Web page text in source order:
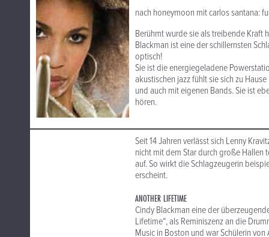
nach honeymoon mit carlos santana:
Berühmt wurde sie als treibende Kraft
Blackman ist eine der schillernsten
optisch!
Sie ist die energiegeladene
akustischen jazz fühlt sie sich zu
und auch mit eigenen Bands. Sie ist
hören.
Seit 14 Jahren verlässt sich Lenny
nicht mit dem Star durch große Hallen
auf. So wirkt die Schlagzeugerin
erscheint.
ANOTHER LIFETIME
Cindy Blackman eine der
Lifetime“, als Reminiszenz an die
Music in Boston und war Schülerin